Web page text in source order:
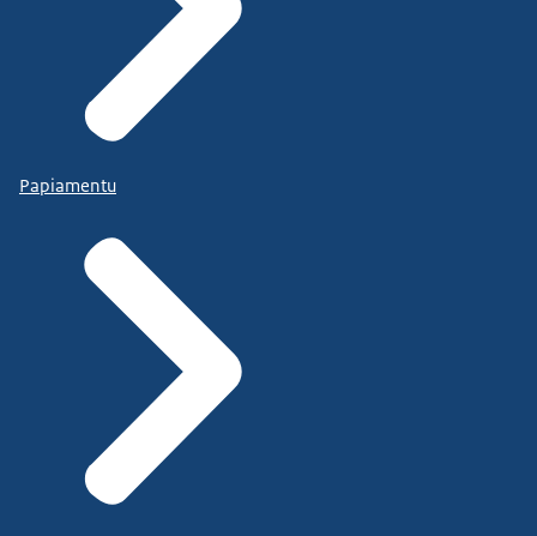
Papiamentu